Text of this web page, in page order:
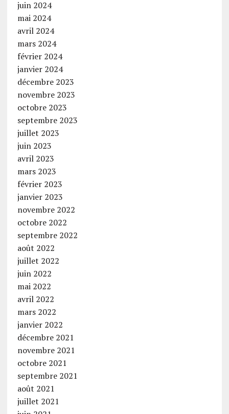
juin 2024
mai 2024
avril 2024
mars 2024
février 2024
janvier 2024
décembre 2023
novembre 2023
octobre 2023
septembre 2023
juillet 2023
juin 2023
avril 2023
mars 2023
février 2023
janvier 2023
novembre 2022
octobre 2022
septembre 2022
août 2022
juillet 2022
juin 2022
mai 2022
avril 2022
mars 2022
janvier 2022
décembre 2021
novembre 2021
octobre 2021
septembre 2021
août 2021
juillet 2021